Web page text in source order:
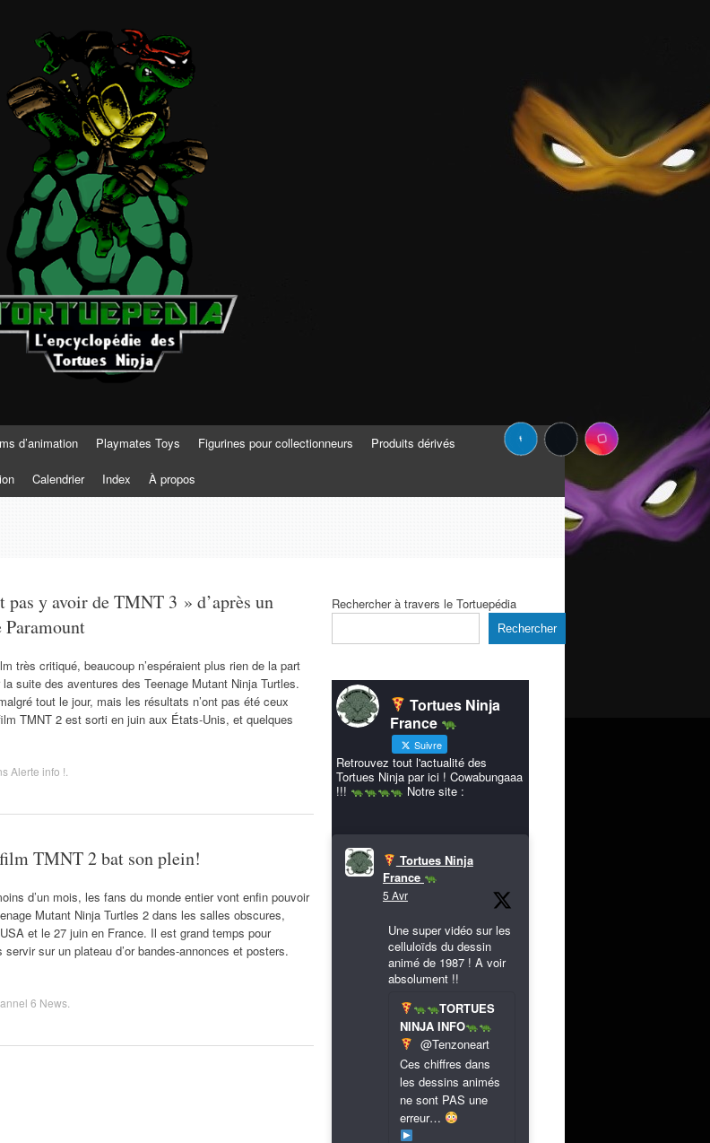
d’animation Playmates Toys Figurines pour collectionneurs Produits dérivés
Calendrier Index À propos
y avoir de TMNT 3 » d’après un
très critiqué, beaucoup n’espéraient plus rien de la part
suite des aventures des Teenage Mutant Ninja Turtles.
tout le jour, mais les résultats n’ont pas été ceux
TMNT 2 est sorti en juin aux États-Unis, et quelques
Alerte info !
TMNT 2 bat son plein!
d’un mois, les fans du monde entier vont enfin pouvoir
Mutant Ninja Turtles 2 dans les salles obscures,
et le 27 juin en France. Il est grand temps pour
servir sur un plateau d’or bandes-annonces et posters.
6 News
Rechercher à travers le Tortuepédia
Rechercher
Tortues Ninja
France
Suivre
Retrouvez tout l'actualité des
Tortues Ninja par ici ! Cowabungaaa
!!!
Notre site :
Tortues Ninja
France
5 Avr
Une super vidéo sur les
celluloïds du dessin
animé de 1987 ! A voir
absolument !!
TORTUES
NINJA INFO
@Tenzoneart
Ces chiffres dans
les dessins animés
ne sont PAS une
erreur…